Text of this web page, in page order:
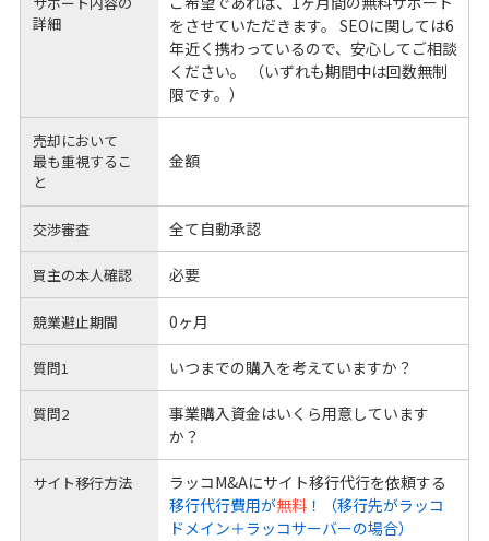
詳細
をさせていただきます。 SEOに関しては6
年近く携わっているので、安心してご相談
ください。 （いずれも期間中は回数無制
限です。）
売却において
最も重視するこ
と
金額
交渉審査 全て自動承認
買主の本人確認 必要
競業避止期間 0ヶ月
質問1 いつまでの購入を考えていますか？
質問2
事業購入資金はいくら用意しています
か？
サイト移行方法
ラッコM&Aにサイト移行代行を依頼する
移行代行費用が無料！（移行先がラッコ
ドメイン＋ラッコサーバーの場合）